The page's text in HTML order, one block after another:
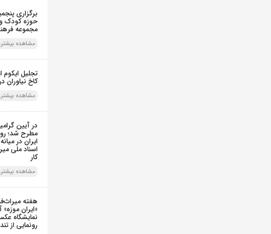
برگزاری
حوزه کودک و
مجموعه
مشاهده
تجلیل ایکوم
کاخ نیاوران
مشاهده
در آیین
مطرح شد؛
ایران در
اسناد ملی
کار
مشاهده
هفته
«ایران
نمایشگاه
رونمایی از